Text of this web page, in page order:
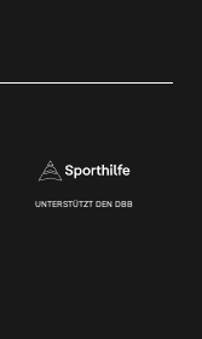
UNTERSTÜTZT DEN DBB